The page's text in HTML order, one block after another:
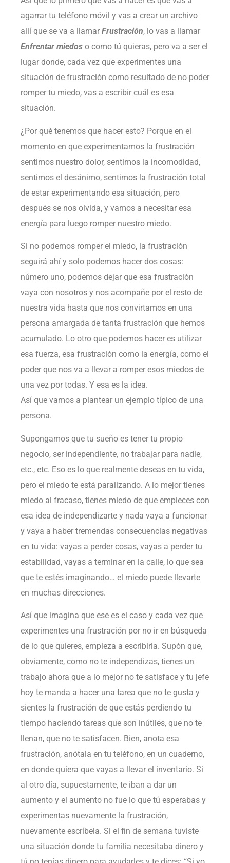
agarrar tu teléfono móvil y vas a crear un archivo
allí que se va a llamar Frustración, lo vas a llamar
Enfrentar miedos o como tú quieras, pero va a ser el
lugar donde, cada vez que experimentes una
situación de frustración como resultado de no poder
romper tu miedo, vas a escribir cuál es esa
situación.
¿Por qué tenemos que hacer esto? Porque en el
momento en que experimentamos la frustración
sentimos nuestro dolor, sentimos la incomodidad,
sentimos el desánimo, sentimos la frustración total
de estar experimentando esa situación, pero
después se nos olvida, y vamos a necesitar esa
energía para luego romper nuestro miedo.
Si no podemos romper el miedo, la frustración
seguirá ahí y solo podemos hacer dos cosas:
número uno, podemos dejar que esa frustración
vaya con nosotros y nos acompañe por el resto de
nuestra vida hasta que nos convirtamos en una
persona amargada de tanta frustración que hemos
acumulado. Lo otro que podemos hacer es utilizar
esa fuerza, esa frustración como la energía, como el
poder que nos va a llevar a romper esos miedos de
una vez por todas. Y esa es la idea.
Así que vamos a plantear un ejemplo típico de una
persona.
Supongamos que tu sueño es tener tu propio
negocio, ser independiente, no trabajar para nadie,
etc., etc. Eso es lo que realmente deseas en tu vida,
pero el miedo te está paralizando. A lo mejor tienes
miedo al fracaso, tienes miedo de que empieces con
esa idea de independizarte y nada vaya a funcionar
y vaya a haber tremendas consecuencias negativas
en tu vida: vayas a perder cosas, vayas a perder tu
estabilidad, vayas a terminar en la calle, lo que sea
que te estés imaginando… el miedo puede llevarte
en muchas direcciones.
Así que imagina que ese es el caso y cada vez que
experimentes una frustración por no ir en búsqueda
de lo que quieres, empieza a escribirla. Supón que,
obviamente, como no te independizas, tienes un
trabajo ahora que a lo mejor no te satisface y tu jefe
hoy te manda a hacer una tarea que no te gusta y
sientes la frustración de que estás perdiendo tu
tiempo haciendo tareas que son inútiles, que no te
llenan, que no te satisfacen. Bien, anota esa
frustración, anótala en tu teléfono, en un cuaderno,
en donde quiera que vayas a llevar el inventario. Si
al otro día, supuestamente, te iban a dar un
aumento y el aumento no fue lo que tú esperabas y
experimentas nuevamente la frustración,
nuevamente escríbela. Si el fin de semana tuviste
una situación donde tu familia necesitaba dinero y